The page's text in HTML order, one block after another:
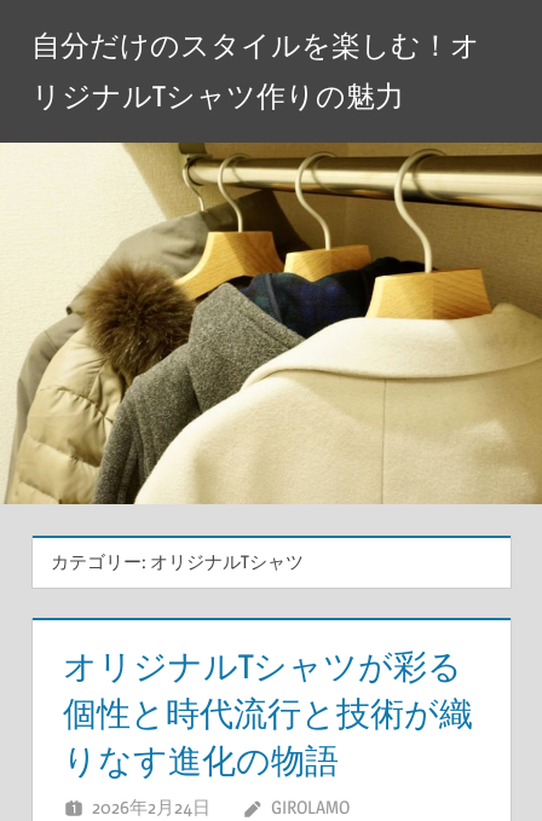
自分だけのスタイルを楽しむ！オ
リジナルTシャツ作りの魅力
カテゴリー: オリジナルTシャツ
オリジナルTシャツが彩る
個性と時代流行と技術が織
りなす進化の物語
2026年2月24日 GIROLAMO